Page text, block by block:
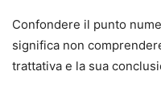
Confondere il punto
significa non
trattativa e la sua